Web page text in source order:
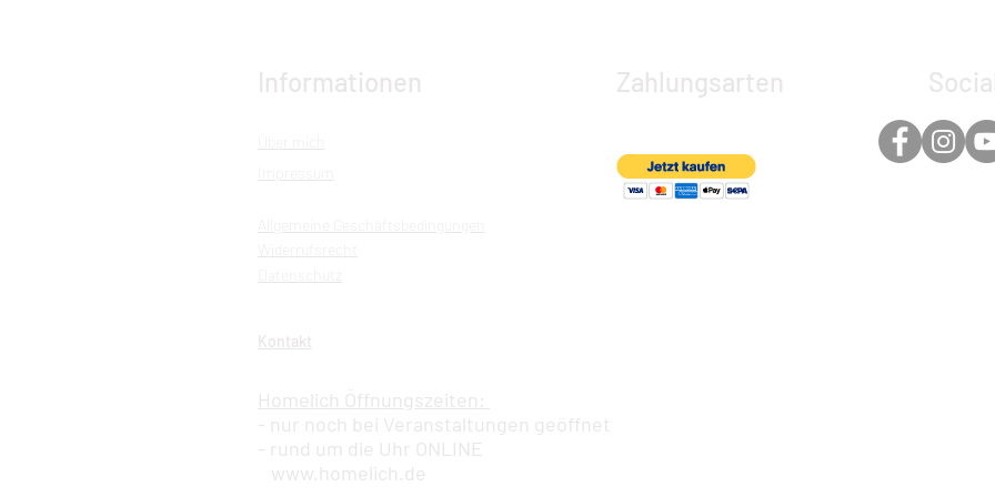
Informationen Zahlungsarten
Kontakt
Homelich Öffnungszeiten:
- nur noch bei Veranstaltungen geöffnet
- rund um die Uhr ONLINE
www.homelich.de